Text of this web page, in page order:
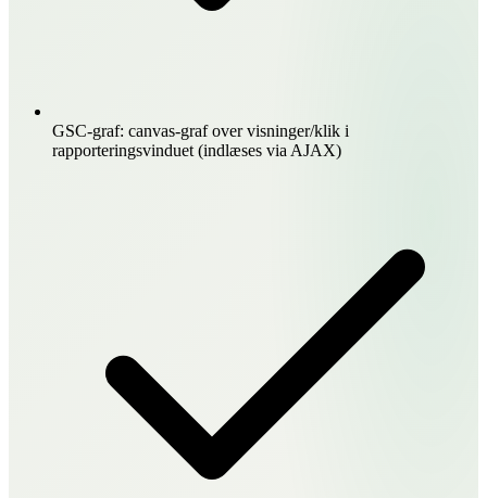
GSC-graf: canvas-graf over visninger/klik i
rapporteringsvinduet (indlæses via AJAX)